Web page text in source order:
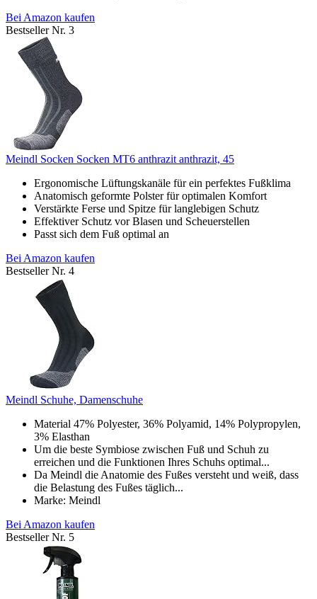
Bei Amazon kaufen
Bestseller Nr. 3
Meindl Socken Socken MT6 anthrazit anthrazit, 45
Ergonomische Lüftungskanäle für ein perfektes Fußklima
Anatomisch geformte Polster für optimalen Komfort
Verstärkte Ferse und Spitze für langlebigen Schutz
Effektiver Schutz vor Blasen und Scheuerstellen
Passt sich dem Fuß optimal an
Bei Amazon kaufen
Bestseller Nr. 4
Meindl Schuhe, Damenschuhe
Material 47% Polyester, 36% Polyamid, 14% Polypropylen,
3% Elasthan
Um die beste Symbiose zwischen Fuß und Schuh zu
erreichen und die Funktionen Ihres Schuhs optimal...
Da Meindl die Anatomie des Fußes versteht und weiß, dass
die Belastung des Fußes täglich...
Marke: Meindl
Bei Amazon kaufen
Bestseller Nr. 5